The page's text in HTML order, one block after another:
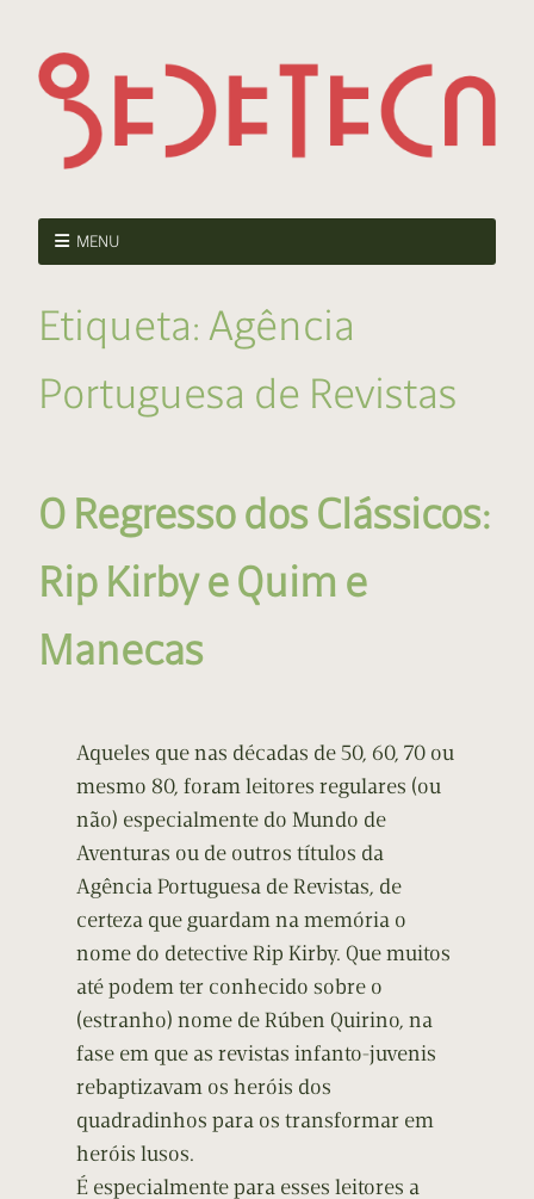
MENU
Etiqueta: Agência
Portuguesa de Revistas
O Regresso dos Clássicos:
Rip Kirby e Quim e
Manecas
Aqueles que nas décadas de 50, 60, 70 ou
mesmo 80, foram leitores regulares (ou
não) especialmente do Mundo de
Aventuras ou de outros títulos da
Agência Portuguesa de Revistas, de
certeza que guardam na memória o
nome do detective Rip Kirby. Que muitos
até podem ter conhecido sobre o
(estranho) nome de Rúben Quirino, na
fase em que as revistas infanto-juvenis
rebaptizavam os heróis dos
quadradinhos para os transformar em
heróis lusos.
É especialmente para esses leitores a